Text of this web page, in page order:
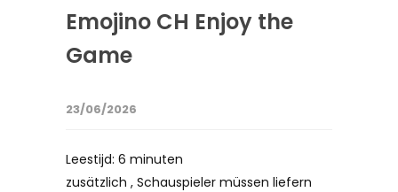
Emojino CH Enjoy the
Game
23/06/2026
Leestijd: 6 minuten
zusätzlich , Schauspieler müssen liefern